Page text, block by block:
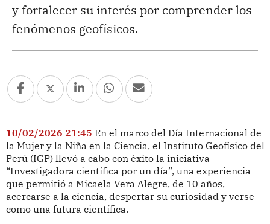
y fortalecer su interés por comprender los
fenómenos geofísicos.
10/02/2026 21:45 En el marco del Día Internacional de
la Mujer y la Niña en la Ciencia, el Instituto Geofísico del
Perú (IGP) llevó a cabo con éxito la iniciativa
“Investigadora científica por un día”, una experiencia
que permitió a Micaela Vera Alegre, de 10 años,
acercarse a la ciencia, despertar su curiosidad y verse
como una futura científica.